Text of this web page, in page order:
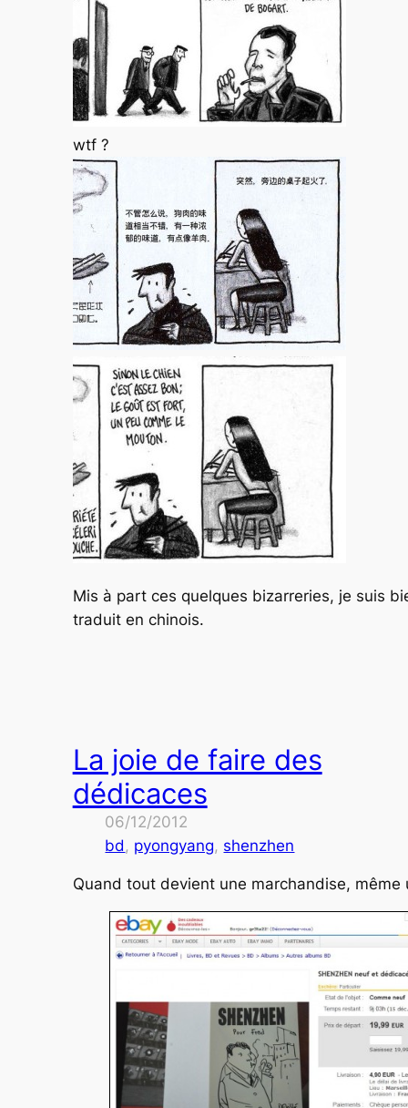
wtf ?
Mis à part ces quelques bizarreries, je suis
traduit en chinois.
La joie de faire des
dédicaces
06/12/2012
bd , pyongyang, shenzhen
Quand tout devient une marchandise,